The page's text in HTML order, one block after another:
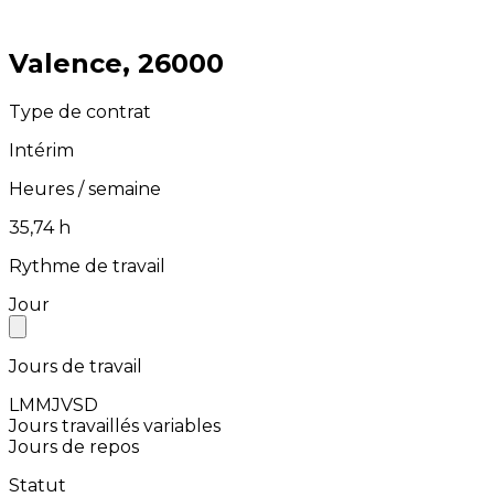
⁨Valence⁩, ⁨26000⁩
Type de contrat
Intérim
Heures / semaine
⁨35,74⁩ h
Rythme de travail
Jour
Jours de travail
LMMJVSD
Jours travaillés variables
Jours de repos
Statut